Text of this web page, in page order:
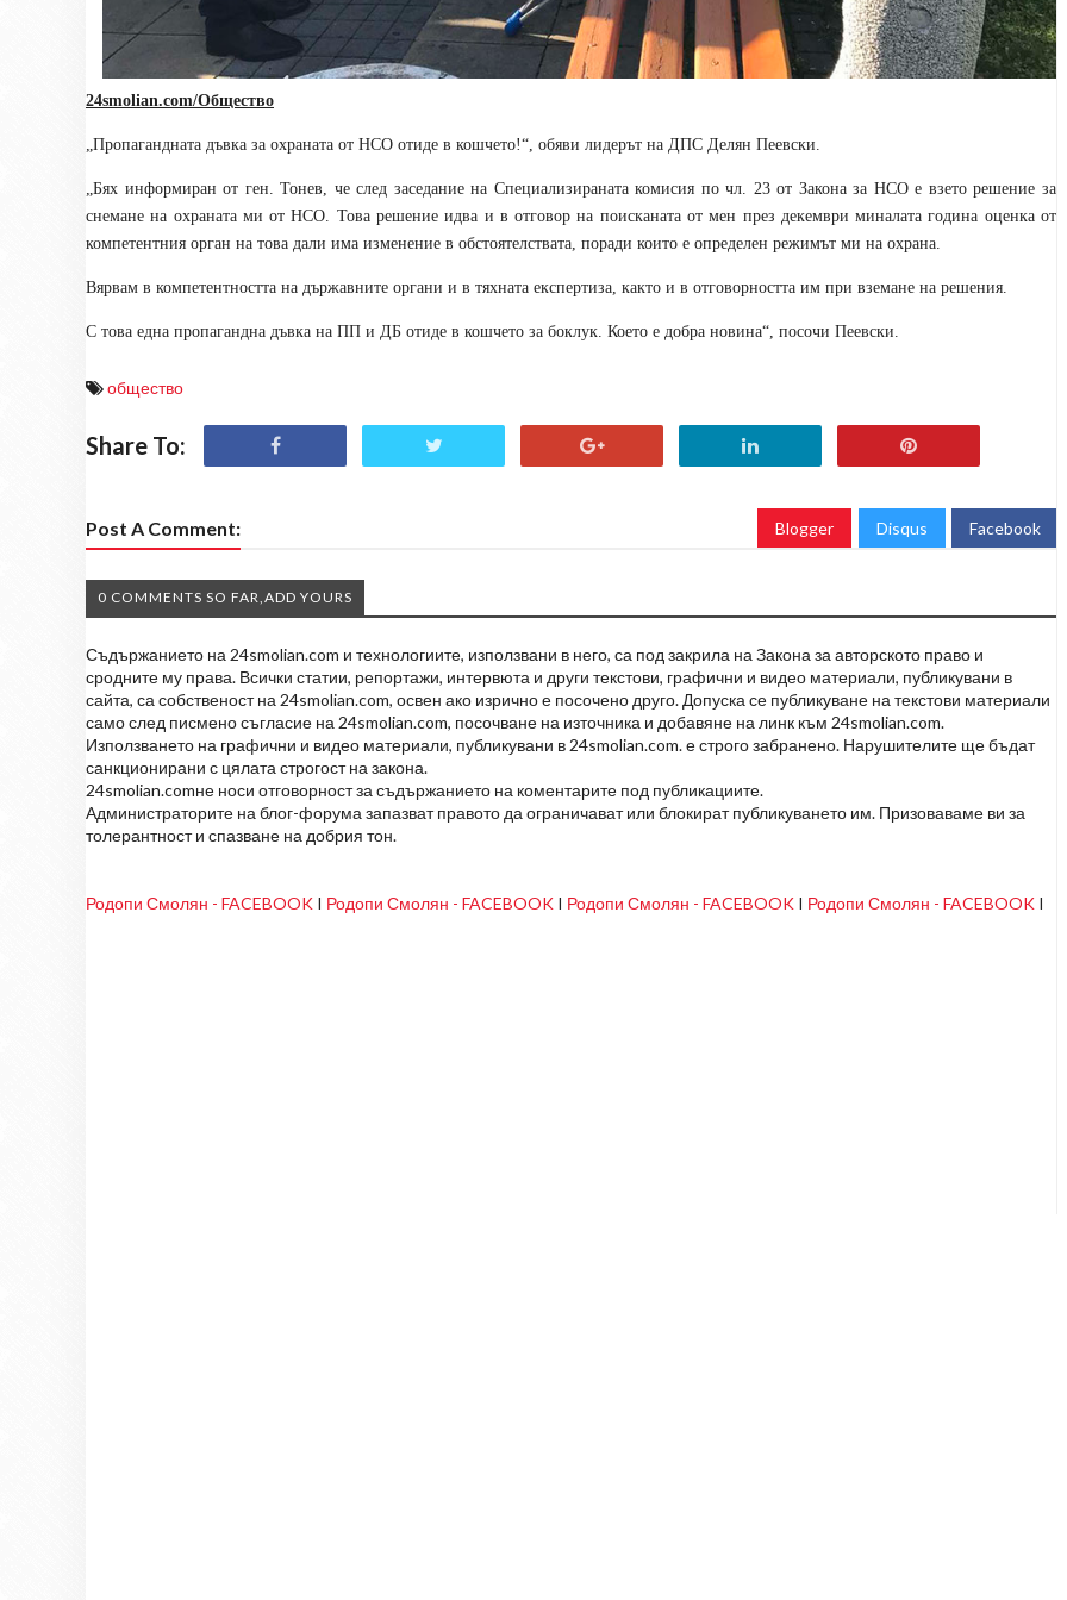
24smolian.com/Общество
„Пропагандната дъвка за охраната от НСО отиде в кошчето!“, обяви лидерът на ДПС Делян Пеевски.
„Бях информиран от ген. Тонев, че след заседание на Специализираната комисия по чл. 23 от Закона за НСО е взето решение за
снемане на охраната ми от НСО. Това решение идва и в отговор на поисканата от мен през декември миналата година оценка от
компетентния орган на това дали има изменение в обстоятелствата, поради които е определен режимът ми на охрана.
Вярвам в компетентността на държавните органи и в тяхната експертиза, както и в отговорността им при вземане на решения.
С това една пропагандна дъвка на ПП и ДБ отиде в кошчето за боклук. Което е добра новина“, посочи Пеевски.
общество
Share To:
Post A Comment: Blogger Disqus Facebook
0 COMMENTS SO FAR,ADD YOURS
Съдържанието на 24smolian.com и технологиите, използвани в него, са под закрила на Закона за авторското право и
сродните му права. Всички статии, репортажи, интервюта и други текстови, графични и видео материали, публикувани в
сайта, са собственост на 24smolian.com, освен ако изрично е посочено друго. Допуска се публикуване на текстови материали
само след писмено съгласие на 24smolian.com, посочване на източника и добавяне на линк към 24smolian.com.
Използването на графични и видео материали, публикувани в 24smolian.com. е строго забранено. Нарушителите ще бъдат
санкционирани с цялата строгост на закона.
24smolian.comне носи отговорност за съдържанието на коментарите под публикациите.
Администраторите на блог-форума запазват правото да ограничават или блокират публикуването им. Призоваваме ви за
толерантност и спазване на добрия тон.
Родопи Смолян - FACEBOOK I Родопи Смолян - FACEBOOK I Родопи Смолян - FACEBOOK I Родопи Смолян - FACEBOOK I